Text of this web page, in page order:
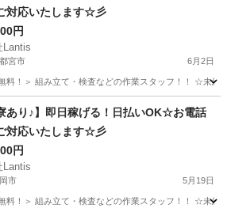
対応いたします☆彡
円
Lantis
宮市 6月2日
無料！＞ 組み立て・検査などの作業スタッフ！！
時給
あり♪】即日稼げる！日払いOK☆お電話
対応いたします☆彡
円
Lantis
市 5月19日
無料！＞ 組み立て・検査などの作業スタッフ！！